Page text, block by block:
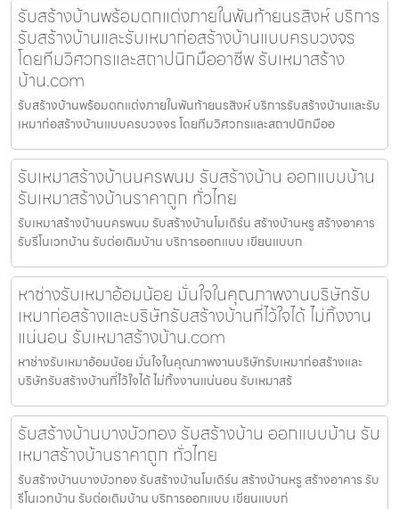
รับสร้างบ้านพร้อมตกแต่งภายในพันท้ายนรสิงห์ บริการ
รับสร้างบ้านและรับเหมาก่อสร้างบ้านแบบครบวงจร
โดยทีมวิศวกรและสถาปนิกมืออาชีพ รับเหมาสร้าง
บ้าน.com
รับสร้างบ้านพร้อมตกแต่งภายในพันท้ายนรสิงห์ บริการรับสร้างบ้านและรับ
เหมาก่อสร้างบ้านแบบครบวงจร โดยทีมวิศวกรและสถาปนิกมืออ
รับเหมาสร้างบ้านนครพนม รับสร้างบ้าน ออกแบบบ้าน
รับเหมาสร้างบ้านราคาถูก ทั่วไทย
รับเหมาสร้างบ้านนครพนม รับสร้างบ้านโมเดิร์น สร้างบ้านหรู สร้างอาคาร
รับรีโนเวทบ้าน รับต่อเติมบ้าน บริการออกแบบ เขียนแบบก
หาช่างรับเหมาอ้อมน้อย มั่นใจในคุณภาพงานบริษัทรับ
เหมาก่อสร้างและบริษัทรับสร้างบ้านที่ไว้ใจได้ ไม่ทิ้งงาน
แน่นอน รับเหมาสร้างบ้าน.com
หาช่างรับเหมาอ้อมน้อย มั่นใจในคุณภาพงานบริษัทรับเหมาก่อสร้างและ
บริษัทรับสร้างบ้านที่ไว้ใจได้ ไม่ทิ้งงานแน่นอน รับเหมาสร้
รับสร้างบ้านบางบัวทอง รับสร้างบ้าน ออกแบบบ้าน รับ
เหมาสร้างบ้านราคาถูก ทั่วไทย
รับสร้างบ้านบางบัวทอง รับสร้างบ้านโมเดิร์น สร้างบ้านหรู สร้างอาคาร รับ
รีโนเวทบ้าน รับต่อเติมบ้าน บริการออกแบบ เขียนแบบก่